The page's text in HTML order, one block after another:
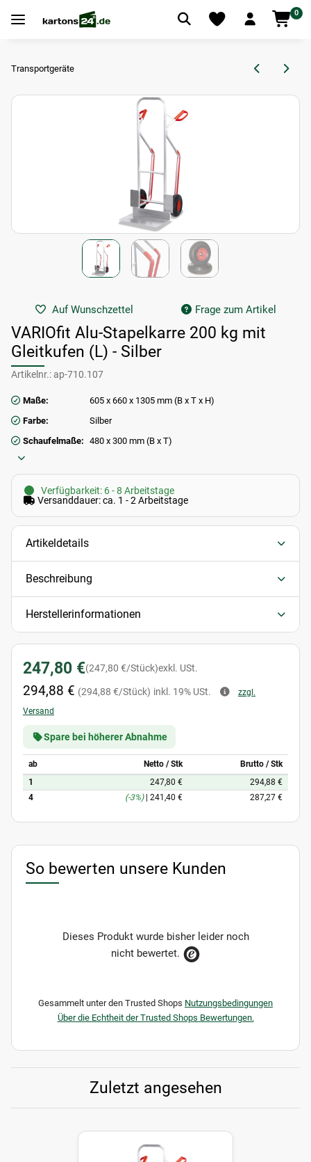
0
Transportgeräte
Auf Wunschzettel Frage zum Artikel
VARIOfit Alu-Stapelkarre 200 kg mit
Gleitkufen (L) - Silber
Artikelnr.:ap-710.107
Maße:
605 x 660 x 1305 mm (B x T x H)
Farbe:
Silber
Schaufelmaße: 480 x 300 mm (B x T)
Verfügbarkeit: 6 - 8 Arbeitstage
Versanddauer: ca. 1 - 2 Arbeitstage
Artikeldetails
Beschreibung
Herstellerinformationen
247,80 €(247,80 €/Stück)exkl. USt.
294,88 € (294,88 €/Stück) inkl. 19% USt.
zzgl.
Versand
Spare bei höherer Abnahme
ab Netto / Stk
Brutto / Stk
1
247,80 €
294,88 €
4
(-3%) 241,40 € 287,27 €
So bewerten unsere Kunden
Dieses Produkt wurde bisher leider noch
nicht bewertet.
Gesammelt unter den Trusted Shops Nutzungsbedingungen
Über die Echtheit der Trusted Shops Bewertungen.
Zuletzt angesehen